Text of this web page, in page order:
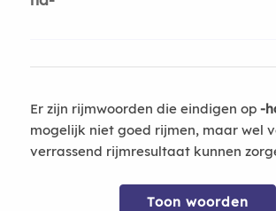
Er zijn rijmwoorden die eindigen op -
mogelijk niet goed rijmen, maar wel
verrassend rijmresultaat kunnen
Toon woorden